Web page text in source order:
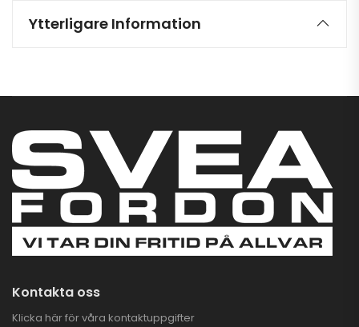
Ytterligare Information
Kontakta oss
Klicka här för våra kontaktuppgifter